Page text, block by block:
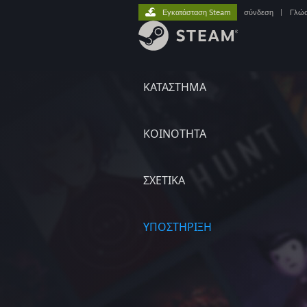
ΚΑΤΑΣΤΗΜΑ
ΚΟΙΝΟΤΗΤΑ
ΣΧΕΤΙΚΆ
ΥΠΟΣΤΗΡΙΞΗ
Εγκατάσταση Steam σύνδεση